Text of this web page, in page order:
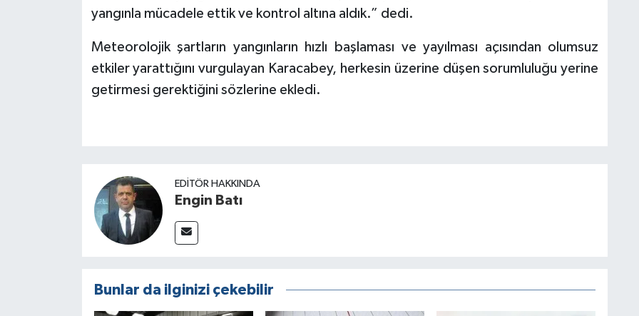
yangınla mücadele ettik ve kontrol altına aldık.” dedi.
Meteorolojik şartların yangınların hızlı başlaması ve yayılması açısından olumsuz
etkiler yarattığını vurgulayan Karacabey, herkesin üzerine düşen sorumluluğu yerine
getirmesi gerektiğini sözlerine ekledi.
EDITÖR HAKKINDA
Engin Batı
Bunlar da ilginizi çekebilir